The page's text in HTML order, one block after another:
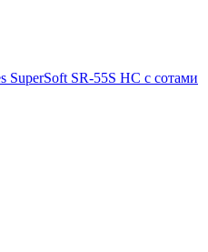
SuperSoft SR-55S HC c сотами